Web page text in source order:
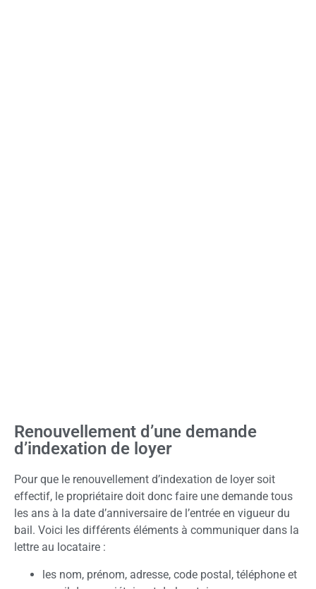
Renouvellement d’une demande
d’indexation de loyer
Pour que le renouvellement d’indexation de loyer soit
effectif, le propriétaire doit donc faire une demande tous
les ans à la date d’anniversaire de l’entrée en vigueur du
bail. Voici les différents éléments à communiquer dans la
lettre au locataire :
les nom, prénom, adresse, code postal, téléphone et